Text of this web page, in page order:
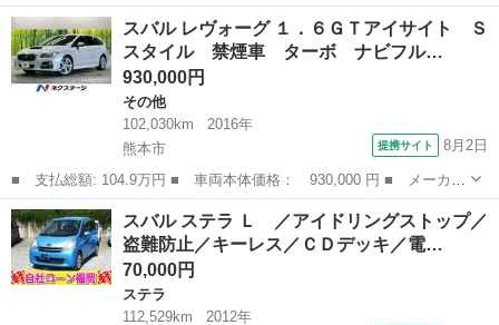
名： スバル ■ 車種名： レガシィツーリングワゴン ■ グレード
名： ２．５ｉアイサイト 禁煙車 純正ナビフルセグ バックカメ
ラ 黒内装 ...
熊本 熊本市
スバル レヴォーグ １．６ＧＴアイサイト Ｓ
スタイル 禁煙車 ターボ ナビフル…
930,000円
その他
102,030km
2016年
熊本市
提携サイト 8月2日
■ 支払総額: 104.9万円 ■ 車両本体価格： 930,000 円 ■ メーカー
名： スバル ■ 車種名： レヴォーグ ■ グレード名： １．６Ｇ
Ｔアイサイト Ｓスタイル 禁煙車 ターボ ナビフルセグ バック
カメラ ア...
熊本 熊本市
スバル ステラ Ｌ ／アイドリングストップ／
盗難防止／キーレス／ＣＤデッキ／電…
70,000円
ステラ
112,529km
2012年